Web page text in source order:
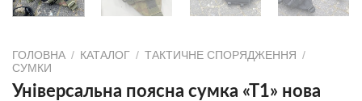
ГОЛОВНА / КАТАЛОГ / ТАКТИЧНЕ СПОРЯДЖЕННЯ /
СУМКИ
Універсальна поясна сумка «Т1» нова